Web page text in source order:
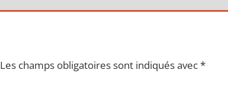
Les champs obligatoires sont indiqués avec*